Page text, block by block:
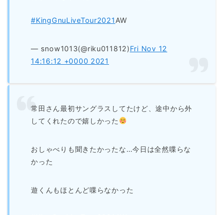
#KingGnuLiveTour2021 AW
— snow1013(@riku011812)Fri Nov 12
14:16:12 +0000 2021
常田さん最初サングラスしてたけど、途中から外
してくれたので嬉しかった
おしゃべりも聞きたかったな…今日は全然喋らな
かった
遊くんもほとんど喋らなかった